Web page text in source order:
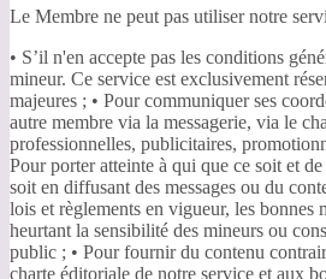
Le Membre ne peut pas utiliser notre
• S’il n'en accepte pas les conditions
mineur. Ce service est exclusivement
majeures ; • Pour communiquer ses
autre membre via la messagerie, via le
professionnelles, publicitaires,
Pour porter atteinte à qui que ce soit et
soit en diffusant des messages ou du
lois et règlements en vigueur, les bonnes
heurtant la sensibilité des mineurs ou
public ; • Pour fournir du contenu
charte éditoriale de notre service et aux